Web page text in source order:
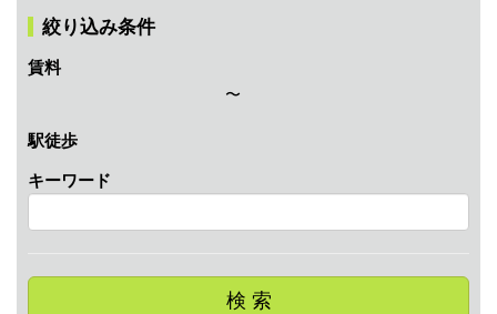
絞り込み条件
賃料
〜
駅徒歩
キーワード
検 索